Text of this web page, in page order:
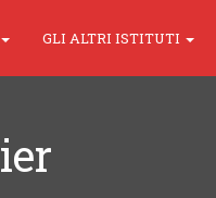
GLI ALTRI ISTITUTI